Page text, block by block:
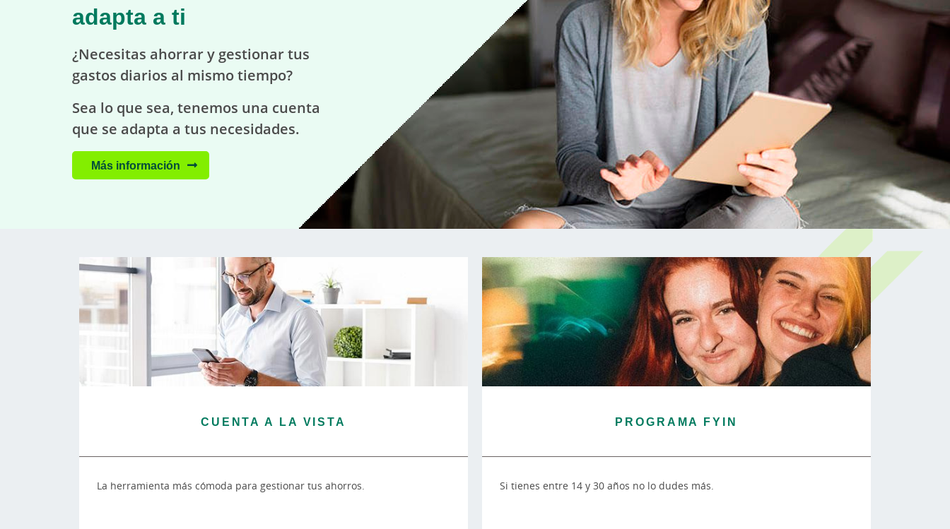
adapta a ti
¿Necesitas ahorrar y gestionar tus
gastos diarios al mismo tiempo?
Sea lo que sea, tenemos una cuenta
que se adapta a tus necesidades.
Más información
CUENTA A LA VISTA
La herramienta más cómoda para gestionar tus ahorros.
PROGRAMA FYIN
Si tienes entre 14 y 30 años no lo dudes más.